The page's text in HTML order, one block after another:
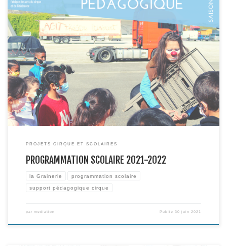
REVENIR EN TEMPS SCOLAIRE… enfin ! Enseignant.e.s, nous sommes
heureux de vous présenter la nouvelle programmation scolaire 2021-22 de
la Grainerie et de pouvoir vous accueillir de nouveau dans notre
établissement. 4 spectacles et 7 représentations en temps scolaire,
représentatifs de la création du cirque contemporain sous toutes ses
formes […]
PROJETS CIRQUE ET SCOLAIRES
PROGRAMMATION SCOLAIRE 2021-2022
la Grainerie programmation scolaire
support pédagogique cirque
par mediation Publié30 juin 2021